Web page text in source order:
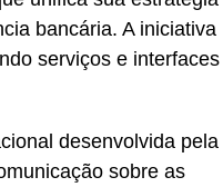
bancária. A iniciativa
serviços e interfaces
desenvolvida pela
sobre as